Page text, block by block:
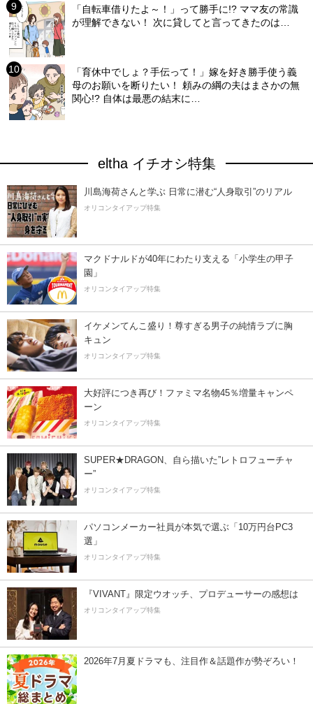
「自転車借りたよ～！」って勝手に!? ママ友の常識
が理解できない！ 次に貸してと言ってきたのは…
「育休中でしょ？手伝って！」嫁を好き勝手使う義
母のお願いを断りたい！ 頼みの綱の夫はまさかの無
関心!? 自体は最悪の結末に…
eltha イチオシ特集
川島海荷さんと学ぶ 日常に潜む“人身取引”のリアル
オリコンタイアップ特集
マクドナルドが40年にわたり支える「小学生の甲子
園」
オリコンタイアップ特集
イケメンてんこ盛り！尊すぎる男子の純情ラブに胸
キュン
オリコンタイアップ特集
大好評につき再び！ファミマ名物45％増量キャンペ
ーン
オリコンタイアップ特集
SUPER★DRAGON、自ら描いた”レトロフューチャ
ー”
オリコンタイアップ特集
パソコンメーカー社員が本気で選ぶ「10万円台PC3
選」
オリコンタイアップ特集
『VIVANT』限定ウオッチ、プロデューサーの感想は
オリコンタイアップ特集
2026年7月夏ドラマも、注目作＆話題作が勢ぞろい！